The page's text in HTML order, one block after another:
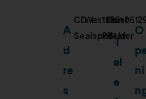
A
d
re
s
CD
Sealspotter
Westoever
1
1785
PB
Den
Helder
T
el
e
O
ni